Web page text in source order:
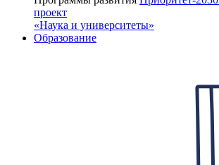
проект
«Наука и университеты»
Образование